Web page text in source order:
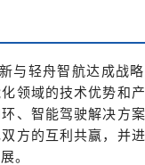
与轻舟智航达成战
领域的技术优势和
、智能驾驶解决方
方的互利共赢，并
。